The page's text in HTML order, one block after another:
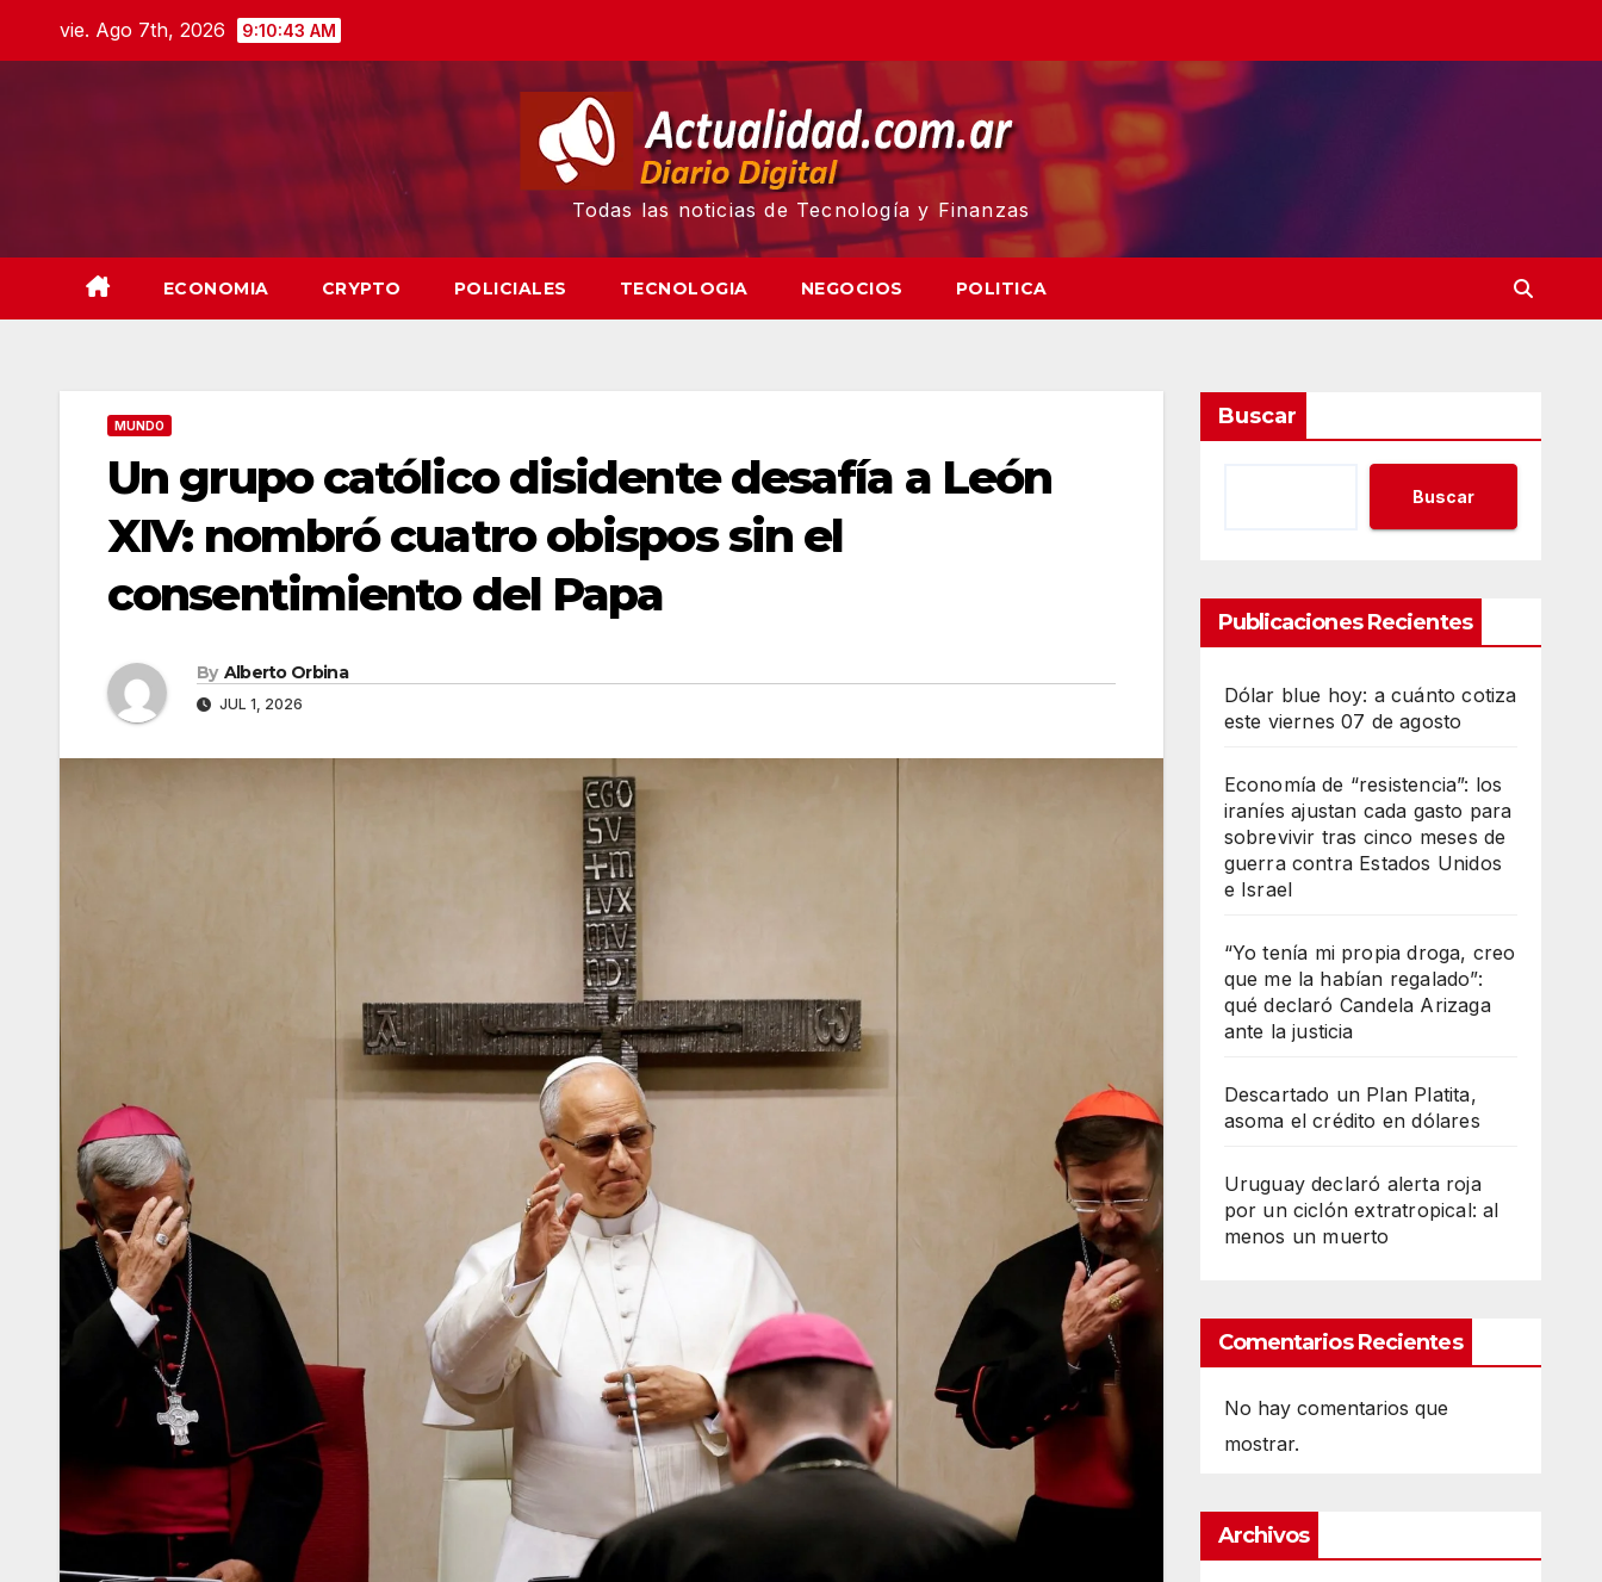
vie. Ago 7th, 2026 9:10:44 AM
Todas las noticias de Tecnología y Finanzas
ECONOMIA CRYPTO POLICIALES TECNOLOGIA NEGOCIOS POLITICA
MUNDO
Un grupo católico disidente desafía a León
XIV: nombró cuatro obispos sin el
consentimiento del Papa
By Alberto Orbina
JUL 1, 2026
Buscar
Buscar
Publicaciones Recientes
Dólar blue hoy: a cuánto cotiza
este viernes 07 de agosto
Economía de “resistencia”: los
iraníes ajustan cada gasto para
sobrevivir tras cinco meses de
guerra contra Estados Unidos
e Israel
“Yo tenía mi propia droga, creo
que me la habían regalado”:
qué declaró Candela Arizaga
ante la justicia
Descartado un Plan Platita,
asoma el crédito en dólares
Uruguay declaró alerta roja
por un ciclón extratropical: al
menos un muerto
Comentarios Recientes
No hay comentarios que
mostrar.
Archivos